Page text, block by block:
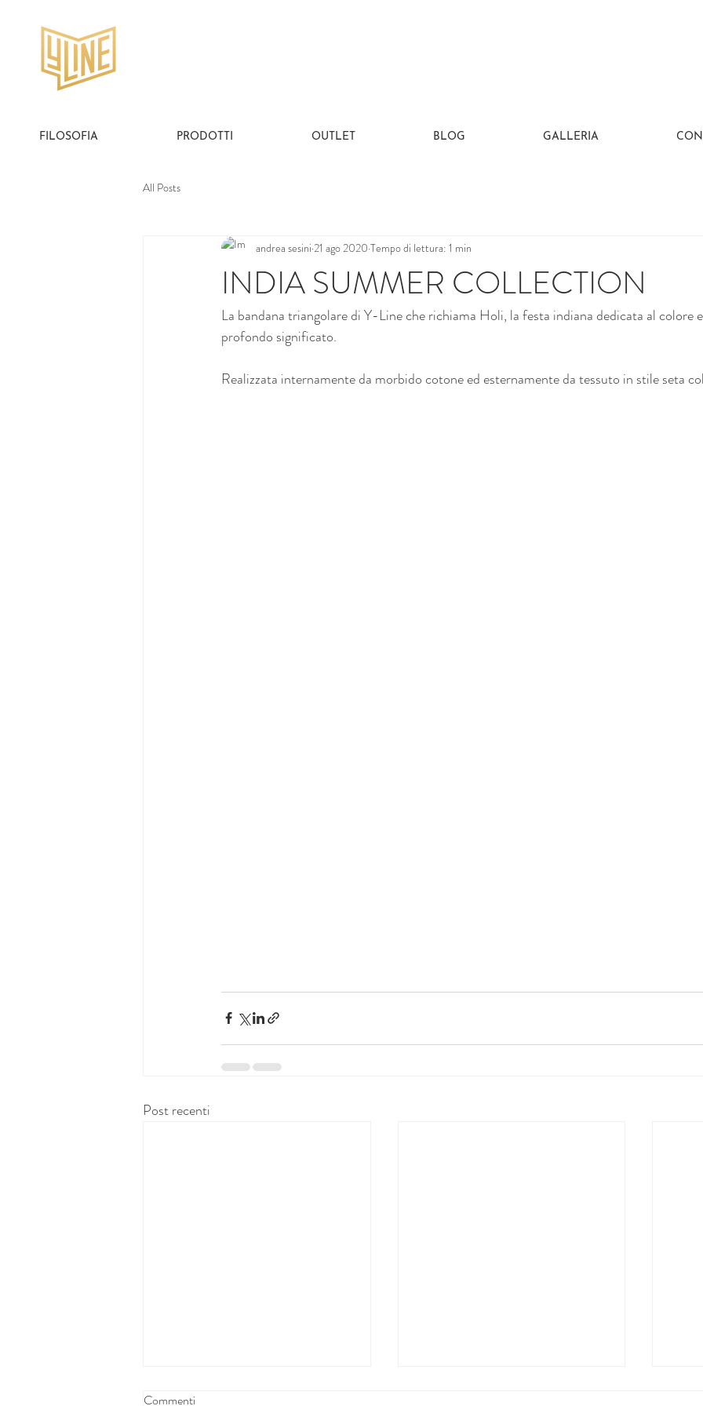
FILOSOFIA PRODOTTI OUTLET BLOG GALLERIA
All Posts
INDIA SUMMER COLLECTION
andrea sesini 21 ago 2020 Tempo di lettura: 1 min
La bandana triangolare di Y-Line che richiama Holi, la festa indiana dedicata al colore
profondo significato.
Realizzata internamente da morbido cotone ed esternamente da tessuto in stile seta
Post recenti
Commenti